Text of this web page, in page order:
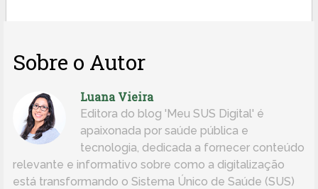
Sobre o Autor
Luana Vieira
Editora do blog 'Meu SUS Digital' é
apaixonada por saúde pública e
tecnologia, dedicada a fornecer conteúdo
relevante e informativo sobre como a digitalização
está transformando o Sistema Único de Saúde (SUS)